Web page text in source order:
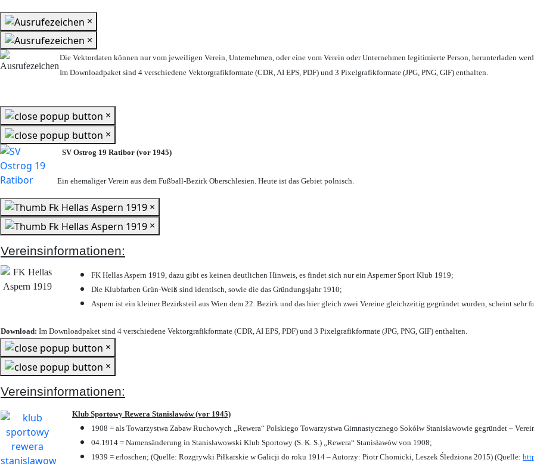
×
×
Die Vektordaten können nur vom jeweiligen Verein, Unternehmen, oder eine vom Verein oder Unternehmen legitimierte Person, herunterladen
Im Downloadpaket sind 4 verschiedene Vektorgrafikformate (CDR, AI EPS, PDF) und 3 Pixelgrafikformate (JPG, PNG, GIF) enthalten.
×
×
SV Ostrog 19 Ratibor (vor 1945)
Ein ehemaliger Verein aus dem Fußball-Bezirk Oberschlesien. Heute ist das Gebiet polnisch.
×
×
Vereinsinformationen:
FK Hellas Aspern 1919, dazu gibt es keinen deutlichen Hinweis, es findet sich nur ein Asperner Sport Klub 1919;
Die Klubfarben Grün-Weiß sind identisch, sowie die das Gründungsjahr 1910;
Aspern ist ein kleiner Bezirksteil aus Wien dem 22. Bezirk und das hier gleich zwei Vereine gleichzeitig gegründet wurden, scheint sehr
Download: Im Downloadpaket sind 4 verschiedene Vektorgrafikformate (CDR, AI EPS, PDF) und 3 Pixelgrafikformate (JPG, PNG, GIF) enthalten.
×
×
Vereinsinformationen:
Klub Sportowy Rewera Stanisławów (vor 1945)
1908 = als Towarzystwa Zabaw Ruchowych „Rewera“ Polskiego Towarzystwa Gimnastycznego Sokółw Stanisławowie gegründet –
04.1914 = Namensänderung in Stanisławowski Klub Sportowy (S. K. S.) „Rewera“ Stanisławów von 1908;
1939 = erloschen; (Quelle: Rozgrywki Piłkarskie w Galicji do roku 1914 – Autorzy: Piotr Chomicki, Leszek Śledziona 2015) (Quelle: